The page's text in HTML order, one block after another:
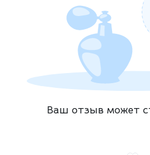
Ваш отзыв может